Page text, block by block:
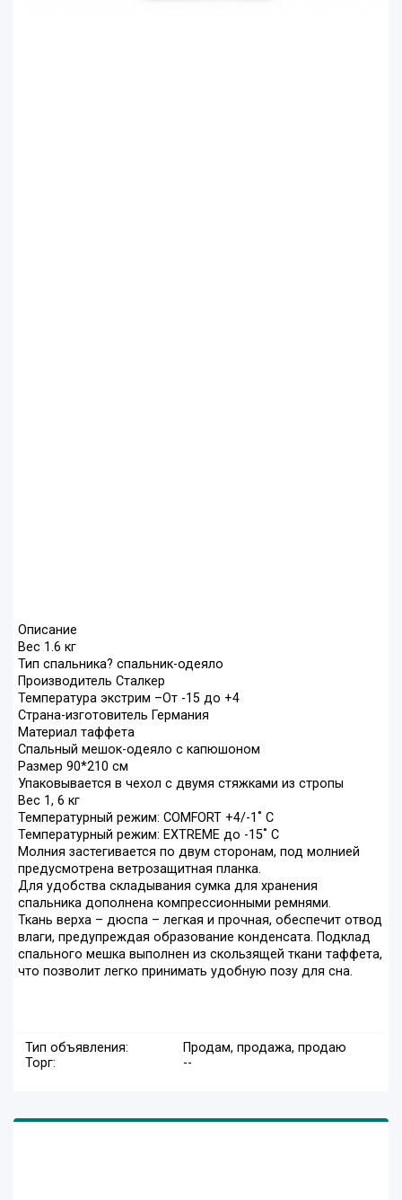
Описание
Вес 1.6 кг
Тип спальника? спальник-одеяло
Производитель Сталкер
Температура экстрим –От -15 до +4
Страна-изготовитель Германия
Материал таффета
Спальный мешок-одеяло с капюшоном
Размер 90*210 см
Упаковывается в чехол с двумя стяжками из стропы
Вес 1, 6 кг
Температурный режим: COMFORT +4/-1˚ С
Температурный режим: EXTREME до -15˚ С
Молния застегивается по двум сторонам, под молнией
предусмотрена ветрозащитная планка.
Для удобства складывания сумка для хранения
спальника дополнена компрессионными ремнями.
Ткань верха – дюспа – легкая и прочная, обеспечит отвод
влаги, предупреждая образование конденсата. Подклад
спального мешка выполнен из скользящей ткани таффета,
что позволит легко принимать удобную позу для сна.
Тип объявления:
Продам, продажа, продаю
Торг:
--